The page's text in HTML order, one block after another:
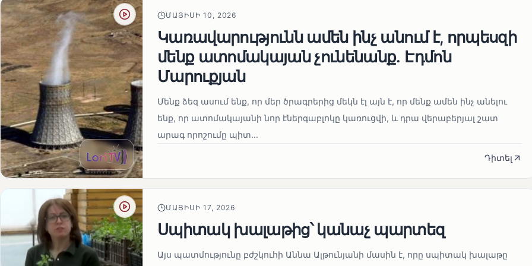
ՄԱՅԻՍԻ 10, 2026
Կառավարությունն ամեն ինչ անում է, որպեսզի
մենք ատոմակայան չունենանք․ Էդմոն
Մարուքյան
Մենք ձեզ ասում ենք, որ մեր ծրագրերից մեկն էլ այն է, որ մենք ամեն ինչ անելու
ենք, որ ատոմակայանի նոր էներգաբլոկը կառուցվի, և դրա վերաբերյալ շատ
արագ որոշումը պիտ...
Դիտել
ՄԱՅԻՍԻ 17, 2026
Սպիտակ խալաթից՝ կանաչ պարտեզ
Այս պատմությունը բժշկուհի Աննա Ալթունյանի մասին է, որը սպիտակ խալաթը